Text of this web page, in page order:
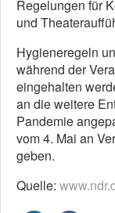
Regelungen für
und
Hygieneregeln
während der
eingehalten
an die weitere
Pandemie
vom 4. Mai an
geben.
Quelle: